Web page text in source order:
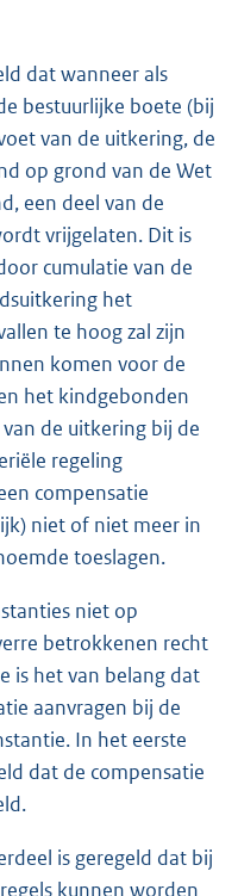
dat wanneer als
bestuurlijke boete (bij
van de uitkering, de
op grond van de Wet
een deel van de
vrijgelaten. Dit is
cumulatie van de
het
te hoog zal zijn
komen voor de
het kindgebonden
de uitkering bij de
regeling
compensatie
niet of niet meer in
toeslagen.
niet op
betrokkenen recht
is het van belang dat
aanvragen bij de
In het eerste
dat de compensatie
is geregeld dat bij
kunnen worden